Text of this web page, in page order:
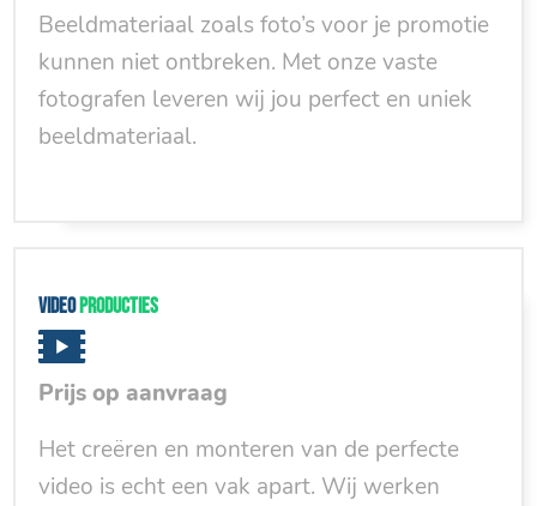
Beeldmateriaal zoals foto’s voor je promotie
kunnen niet ontbreken. Met onze vaste
fotografen leveren wij jou perfect en uniek
beeldmateriaal.
Video producties
Prijs op aanvraag
Het creëren en monteren van de perfecte
video is echt een vak apart. Wij werken